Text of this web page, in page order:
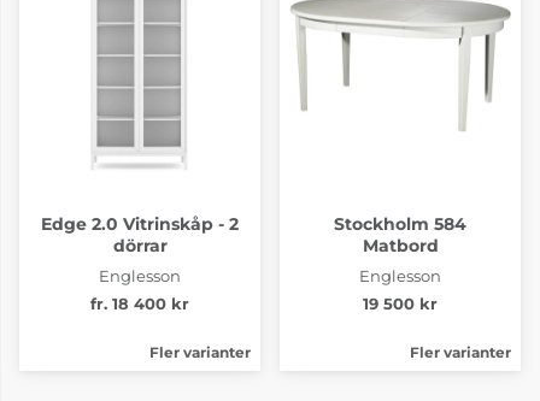
Edge 2.0 Vitrinskåp - 2
dörrar
Englesson
fr. 18 400 kr
Fler varianter
Stockholm 584
Matbord
Englesson
19 500 kr
Fler varianter